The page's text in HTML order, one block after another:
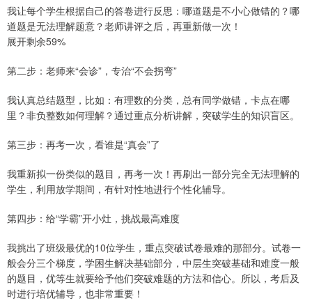
我让每个学生根据自己的答卷进行反思：哪道题是不小心做错的？哪
道题是无法理解题意？老师讲评之后，再重新做一次！
展开剩余59%
第二步：老师来“会诊”，专治“不会拐弯”
我认真总结题型，比如：有理数的分类，总有同学做错，卡点在哪
里？非负整数如何理解？通过重点分析讲解，突破学生的知识盲区。
第三步：再考一次，看谁是“真会”了
我重新拟一份类似的题目，再考一次！再刷出一部分完全无法理解的
学生，利用放学期间，有针对性地进行个性化辅导。
第四步：给“学霸”开小灶，挑战最高难度
我挑出了班级最优的10位学生，重点突破试卷最难的那部分。试卷一
般会分三个梯度，学困生解决基础部分，中层生突破基础和难度一般
的题目，优等生就要给予他们突破难题的方法和信心。所以，考后及
时进行培优辅导，也非常重要！